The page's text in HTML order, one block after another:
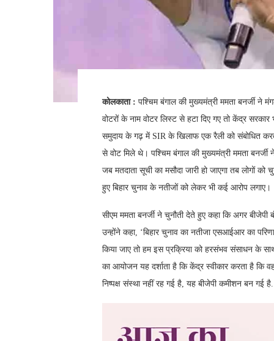
कोलकाता : पश्चिम बंगाल की मुख्यमंत्री ममता बनर्जी ने
वोटरों के नाम वोटर लिस्ट से हटा दिए गए तो केंद्र
समुदाय के गढ़ में SIR के खिलाफ एक रैली को संबोधित करते
से वोट मिले थे। पश्चिम बंगाल की मुख्यमंत्री ममता
जब मतदाता सूची का मसौदा जारी हो जाएगा तब लोगों
हुए बिहार चुनाव के नतीजों को लेकर भी कई आरोप लगाए।
सीएम ममता बनर्जी ने चुनौती देते हुए कहा कि अगर
उन्होंने कहा, ‘बिहार चुनाव का नतीजा एसआईआर का
किया जाए तो हम इस प्रक्रिया को हरसंभव संसाधन के
का आयोजन यह दर्शाता है कि केंद्र स्वीकार करता है कि
निष्पक्ष संस्था नहीं रह गई है, यह बीजेपी कमीशन बन गई